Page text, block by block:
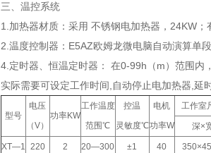
三、温控系统
1.加热器材质：采用 不锈钢电加热器，24KW
2.温度控制器：E5AZ欧姆龙微电脑自动演算单
4.定时器、恒温定时器： 在0-99h（m）范围内
实际需要可设定工作时间,自动停止电加热器,延
型号
电压
（V）
功率KW
工作温度
范围℃
控温
灵敏度℃
电机
功率W
工作室
深×
XT—1 220 2 20—300 ±1 40